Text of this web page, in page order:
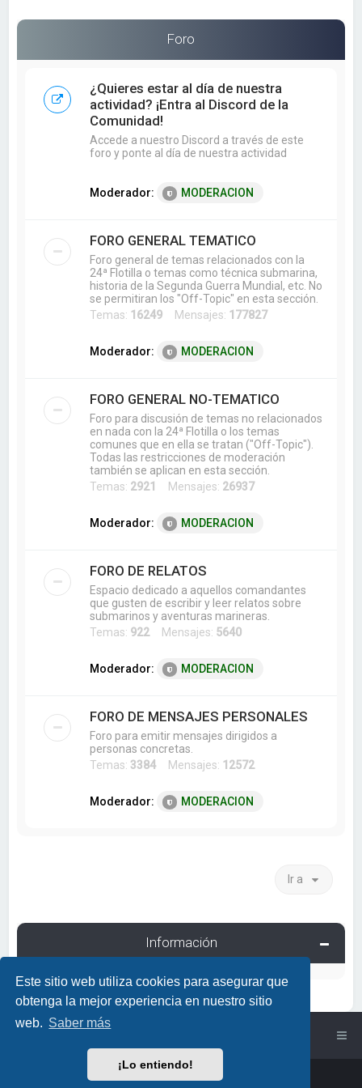
Este sitio web utiliza cookies para asegurar que
obtenga la mejor experiencia en nuestro sitio
web. Saber más
¡Lo entiendo!
r
Foro
¿Quieres estar al día de nuestra
actividad? ¡Entra al Discord de la
Comunidad!
Accede a nuestro Discord a través de este
foro y ponte al día de nuestra actividad
Moderador: MODERACION
FORO GENERAL TEMATICO
Foro general de temas relacionados con la
24ª Flotilla o temas como técnica submarina,
historia de la Segunda Guerra Mundial, etc. No
se permitiran los "Off-Topic" en esta sección.
Temas: 16249 Mensajes: 177827
Moderador: MODERACION
FORO GENERAL NO-TEMATICO
Foro para discusión de temas no relacionados
en nada con la 24ª Flotilla o los temas
comunes que en ella se tratan ("Off-Topic").
Todas las restricciones de moderación
también se aplican en esta sección.
Temas: 2921 Mensajes: 26937
Moderador: MODERACION
FORO DE RELATOS
Espacio dedicado a aquellos comandantes
que gusten de escribir y leer relatos sobre
submarinos y aventuras marineras.
Temas: 922Mensajes: 5640
Moderador: MODERACION
FORO DE MENSAJES PERSONALES
Foro para emitir mensajes dirigidos a
personas concretas.
Temas: 3384 Mensajes: 12572
Moderador: MODERACION
Ir a
Información
phpBB
PlanetStyles